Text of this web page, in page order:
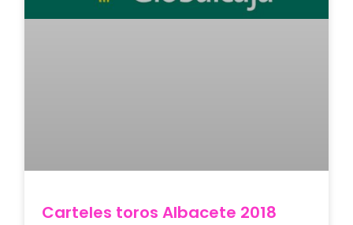
Carteles toros Albacete 2018